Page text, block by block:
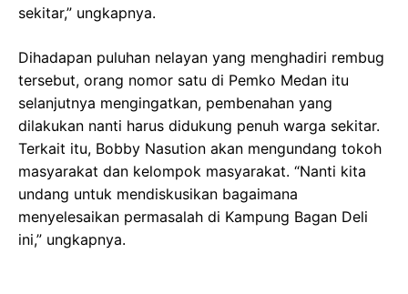
sekitar,” ungkapnya.
Dihadapan puluhan nelayan yang menghadiri rembug
tersebut, orang nomor satu di Pemko Medan itu
selanjutnya mengingatkan, pembenahan yang
dilakukan nanti harus didukung penuh warga sekitar.
Terkait itu, Bobby Nasution akan mengundang tokoh
masyarakat dan kelompok masyarakat. “Nanti kita
undang untuk mendiskusikan bagaimana
menyelesaikan permasalah di Kampung Bagan Deli
ini,” ungkapnya.